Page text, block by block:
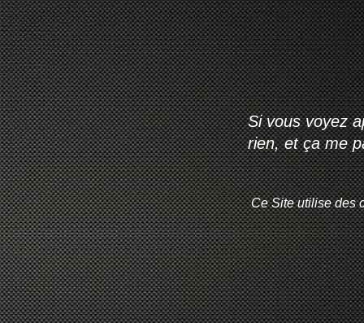
Si vous voyez
rien, et ça me
Ce Site utilise des